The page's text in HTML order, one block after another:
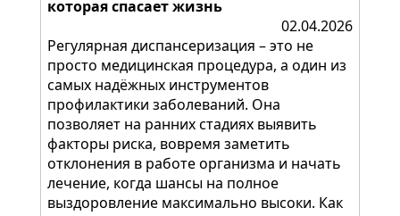
которая спасает жизнь
02.04.2026
Регулярная диспансеризация – это не
просто медицинская процедура, а один из
самых надёжных инструментов
профилактики заболеваний. Она
позволяет на ранних стадиях выявить
факторы риска, вовремя заметить
отклонения в работе организма и начать
лечение, когда шансы на полное
выздоровление максимально высоки. Как